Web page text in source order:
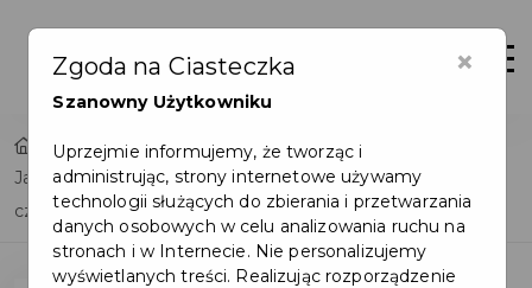
Home
Jak postępować w przypadku znalezienia drona lub jego
części? - Miasto Pruszcz Gdański
×
Zgoda na Ciasteczka
Szanowny Użytkowniku
Uprzejmie informujemy, że tworząc i
administrując, strony internetowe używamy
technologii służących do zbierania i przetwarzania
danych osobowych w celu analizowania ruchu na
stronach i w Internecie. Nie personalizujemy
wyświetlanych treści. Realizując rozporządzenie